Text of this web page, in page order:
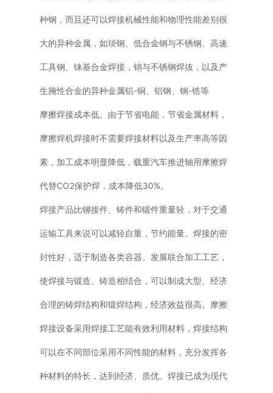
种钢，而且还可以焊接机械性能和物理性能差别很
大的异种金属，如琰钢、低合金钢与不锈钢、高速
工具钢、铼基合金焊接，销与不锈钢焊抜，以及产
生腌性合金的异种金属铝-铜、铝钢、钢-锆等
摩擦焊接成本低。由于节省电能，节省金属材料，
摩擦焊机焊接时不需要焊接材料以及生产率高等因
素，加工成本明显降低，载重汽车推进轴用摩擦焊
代替CO2保护焊，成本降低30%。
焊接产品比铆接件、铸件和锻件重量轻，对于交通
运输工具来说可以减轻自重，节约能量。焊接的密
封性好，适于制造各类容器。发展联合加工工艺，
使焊接与锻造、铸造相结合，可以制成大型、经济
合理的铸焊结构和锻焊结构，经济效益很高。摩擦
焊接设备采用焊接工艺能有效利用材料，焊接结构
可以在不同部位采用不同性能的材料，充分发挥各
种材料的特长，达到经济、质优。焊接已成为现代